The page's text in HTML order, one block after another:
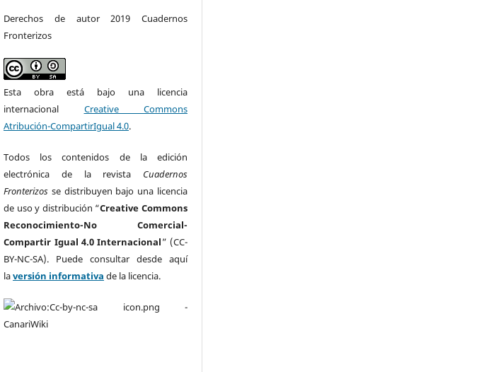
Derechos de autor 2019 Cuadernos
Fronterizos
Esta obra está bajo una licencia
internacional Creative Commons
Atribución-CompartirIgual 4.0.
Todos los contenidos de la edición
electrónica de la revista Cuadernos
Fronterizos se distribuyen bajo una licencia
de uso y distribución “Creative Commons
Reconocimiento-No Comercial-
Compartir Igual 4.0 Internacional” (CC-
BY-NC-SA). Puede consultar desde aquí
laversión informativa de la licencia.